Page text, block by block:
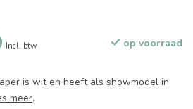
Incl. btw op voorraad
is wit en heeft als showmodel in
meer.